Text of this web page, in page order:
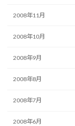
2008年11月
2008年10月
2008年9月
2008年8月
2008年7月
2008年6月